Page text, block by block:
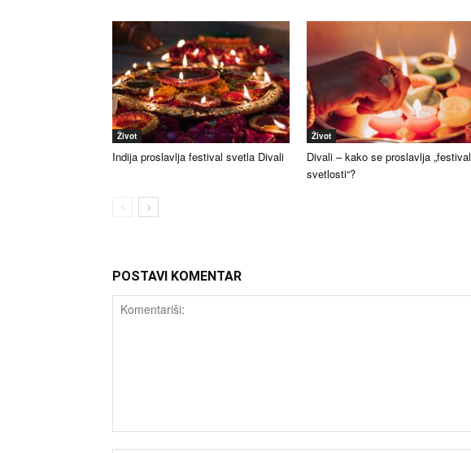
Život
Indija proslavlja festival svetla Divali
Život
Divali – kako se proslavlja „festival
svetlosti“?
POSTAVI KOMENTAR